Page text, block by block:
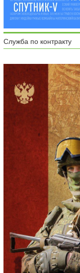
Служба по контракту